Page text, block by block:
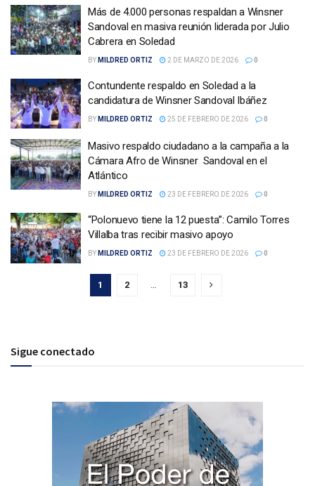
Más de 4.000 personas respaldan a Winsner
Sandoval en masiva reunión liderada por Julio
Cabrera en Soledad
BY MILDRED ORTIZ 2 DE MARZO DE 2026 0
Contundente respaldo en Soledad a la
candidatura de Winsner Sandoval Ibáñez
BY MILDRED ORTIZ 25 DE FEBRERO DE 2026 0
Masivo respaldo ciudadano a la campaña a la
Cámara Afro de Winsner Sandoval en el
Atlántico
BY MILDRED ORTIZ 23 DE FEBRERO DE 2026 0
“Polonuevo tiene la 12 puesta”: Camilo Torres
Villalba tras recibir masivo apoyo
BY MILDRED ORTIZ 23 DE FEBRERO DE 2026 0
1 2 13
Sigue conectado